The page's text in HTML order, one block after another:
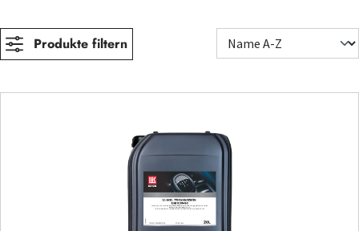
Produkte filtern